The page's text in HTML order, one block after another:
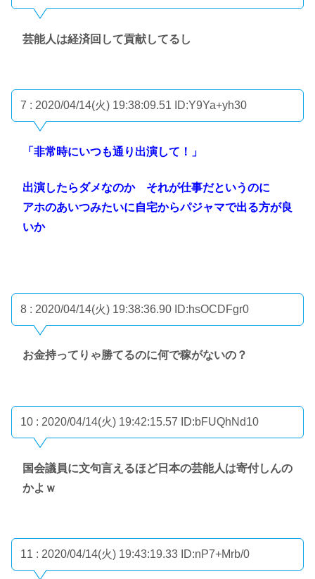
芸能人は経済回して貢献してるし
7 : 2020/04/14(火) 19:38:09.51 ID:Y9Ya+yh30
「非常時にいつも通り出演して！」
出演したらダメなのか それが仕事だというのに
アホのあいつみたいに自宅からパジャマで出る方が良
いか
8 : 2020/04/14(火) 19:38:36.90 ID:hsOCDFgr0
お金持ってりゃ勝てるのに何で稼がないの？
10 : 2020/04/14(火) 19:42:15.57 ID:bFUQhNd10
国会議員に文句言えるほど日本の芸能人は寄付しんの
かよｗ
11 : 2020/04/14(火) 19:43:19.33 ID:nP7+Mrb/0